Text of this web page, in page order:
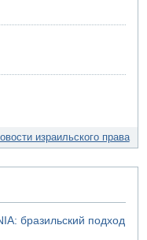
израильского права
бразильский подход